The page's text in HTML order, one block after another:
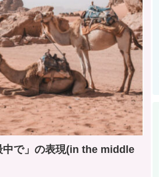
中で」の表現(in the middle